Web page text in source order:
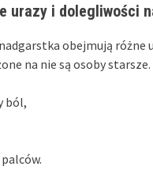
urazy i dolegliwości
obejmują różne
na nie są osoby
ból,